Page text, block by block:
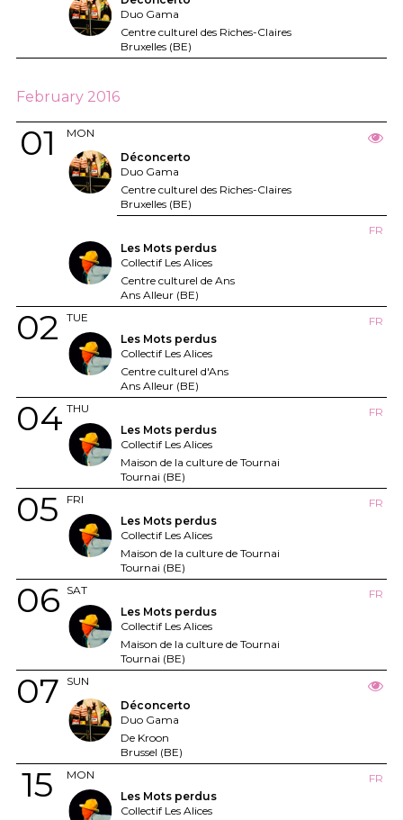
Duo Gama
Centre culturel des Riches-Claires
Bruxelles (BE)
February 2016
MON
01
Déconcerto
Duo Gama
Centre culturel des Riches-Claires
Bruxelles (BE)
FR
Les Mots perdus
Collectif Les Alices
Centre culturel de Ans
Ans Alleur (BE)
TUE
02
FR
Les Mots perdus
Collectif Les Alices
Centre culturel d'Ans
Ans Alleur (BE)
THU
04
FR
Les Mots perdus
Collectif Les Alices
Maison de la culture de Tournai
Tournai (BE)
FRI
05
FR
Les Mots perdus
Collectif Les Alices
Maison de la culture de Tournai
Tournai (BE)
SAT
06
FR
Les Mots perdus
Collectif Les Alices
Maison de la culture de Tournai
Tournai (BE)
SUN
07
Déconcerto
Duo Gama
De Kroon
Brussel (BE)
MON
15
FR
Les Mots perdus
Collectif Les Alices